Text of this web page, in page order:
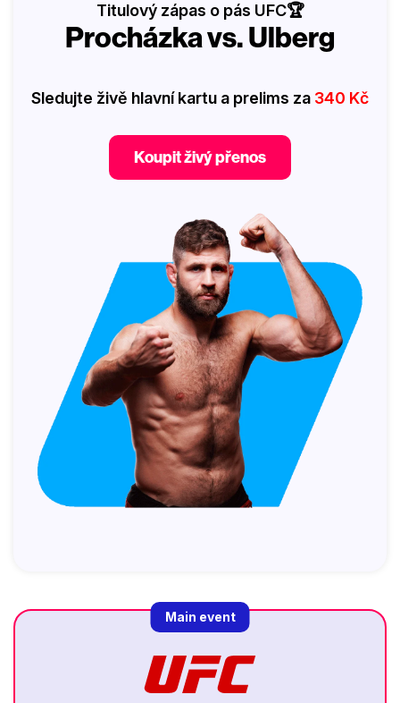
Titulový zápas o pás UFC🏆
Procházka vs. Ulberg
Sledujte živě hlavní kartu a prelims za 340 Kč
Koupit živý přenos
Main event